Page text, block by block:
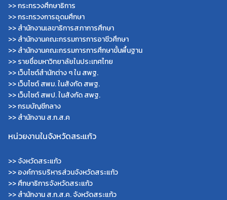
>>กระทรวงศึกษาธิการ
>>กระทรวงการอุดมศึกษา
>>สำนักงานเลขาธิการสภาการศึกษา
>>สำนักงานคณะกรรมการการอาชีวศึกษา
>>สำนักงานคณะกรรมการการศึกษาขั้นพื้นฐาน
>>รายชื่อมหาวิทยาลัยในประเทศไทย
>>เว็บไซต์สำนักต่าง ๆ ใน สพฐ.
>>เว็บไซต์ สพม. ในสังกัด สพฐ.
>>เว็บไซต์ สพป. ในสังกัด สพฐ.
>>กรมบัญชีกลาง
>>สำนักงาน ส.ก.ส.ค
หน่วยงานในจังหวัดสระแก้ว
>>จังหวัดสระแก้ว
>>องค์การบริหารส่วนจังหวัดสระแก้ว
>>ศึกษาธิการจังหวัดสระแก้ว
>>สำนักงาน ส.ก.ส.ค. จังหวัดสระแก้ว